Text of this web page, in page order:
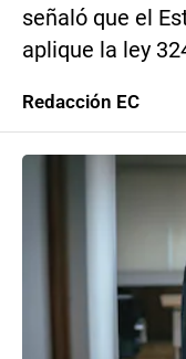
señaló que el
aplique la ley
Redacción EC